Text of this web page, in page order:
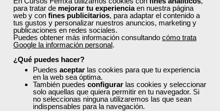
para tratar de mejorar tu experienciaen nuestra página
web y con fines publicitarios, para adaptar el contenido a
tus gustos y personalizar nuestros anuncios, marketing y
publicaciones en redes sociales.
Puedes obtener más información consultando cómo trata
Google la información personal.
¿Qué puedes hacer?
Puedes aceptar las cookies para que tu experiencia
en la web sea óptima.
También puedes configurar las cookies y seleccionar
solo aquellas que quiera permitir en tu navegador. Si
no seleccionas ninguna utilizaremos las que sean
indispensables para la navegación.
Sector
-Mediambiente.
Limpieza e higienización